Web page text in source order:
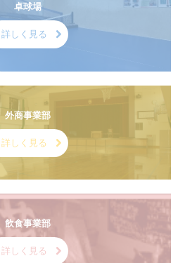
卓球場
詳しく見る
外商事業部
詳しく見る
飲食事業部
詳しく見る